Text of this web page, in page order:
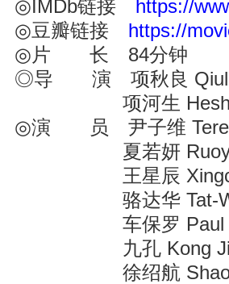
◎IMDb链接 https://
◎豆瓣链接 https://
◎片 长 84分钟
◎导 演 项秋良
项河生
◎演 员 尹子维
夏若妍
王星辰
骆达华 Tat-
车保罗 Paul
九孔 Kong
徐绍航